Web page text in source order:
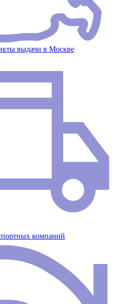
выдачи в Москве
компаний